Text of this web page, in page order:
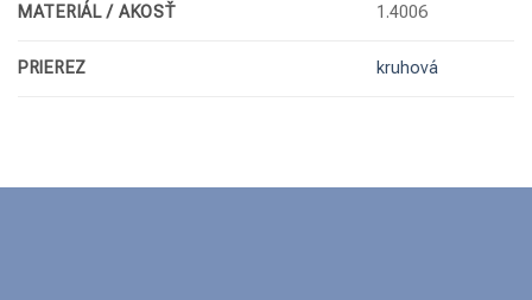
MATERIÁL / AKOSŤ 1.4006
PRIEREZ kruhová